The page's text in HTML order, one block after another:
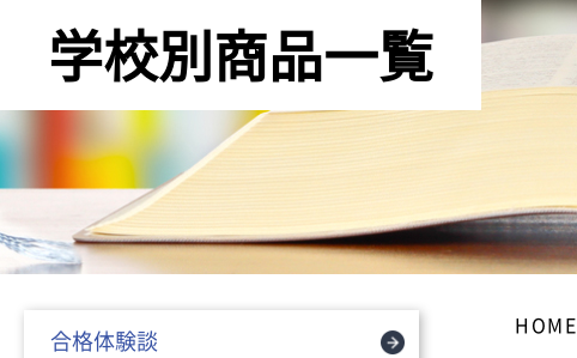
学校別商品一覧
HOME
合格体験談